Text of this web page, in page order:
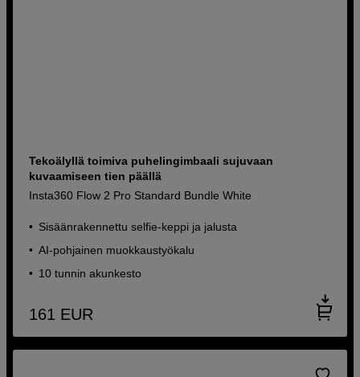
Tekoälyllä toimiva puhelingimbaali sujuvaan
kuvaamiseen tien päällä
Insta360 Flow 2 Pro Standard Bundle White
Sisäänrakennettu selfie-keppi ja jalusta
AI-pohjainen muokkaustyökalu
10 tunnin akunkesto
161 EUR